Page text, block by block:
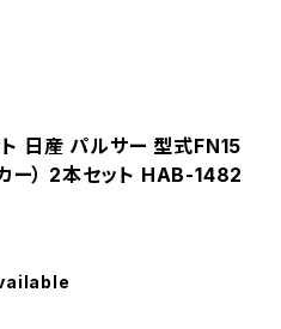
日産 パルサー 型式FN15
ー） 2本セット HAB-1482